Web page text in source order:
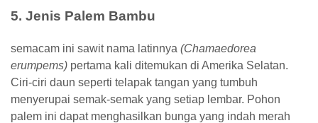
5. Jenis Palem Bambu
semacam ini sawit nama latinnya (Chamaedorea
erumpems) pertama kali ditemukan di Amerika Selatan.
Ciri-ciri daun seperti telapak tangan yang tumbuh
menyerupai semak-semak yang setiap lembar. Pohon
palem ini dapat menghasilkan bunga yang indah merah